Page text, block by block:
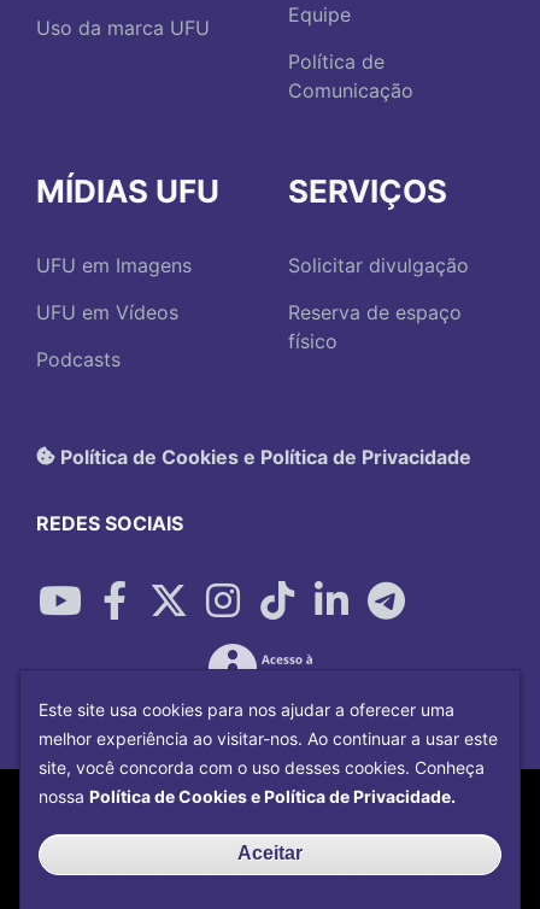
Uso da marca UFU
Equipe
Política de
Comunicação
MÍDIAS UFU
UFU em Imagens
UFU em Vídeos
Podcasts
SERVIÇOS
Solicitar divulgação
Reserva de espaço
físico
Política de Cookies e Política de Privacidade
REDES SOCIAIS
Copyright©2026Universidade Federal
Desenvolvido porCentro de Tecnologia da
Informação e Comunicaçãocom o CMS de
Este site usa cookies para nos ajudar a oferecer uma
melhor experiência ao visitar-nos. Ao continuar a usar este
site, você concorda com o uso desses cookies. Conheça
nossa Política de Cookies e Política de Privacidade.
Aceitar